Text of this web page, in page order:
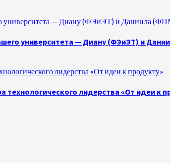
университета — Диану (ФЭиЭТ) и Даниила
университета — Диану (ФЭиЭТ) и
лидерства «От идеи к продукту»
технологического лидерства «От идеи к